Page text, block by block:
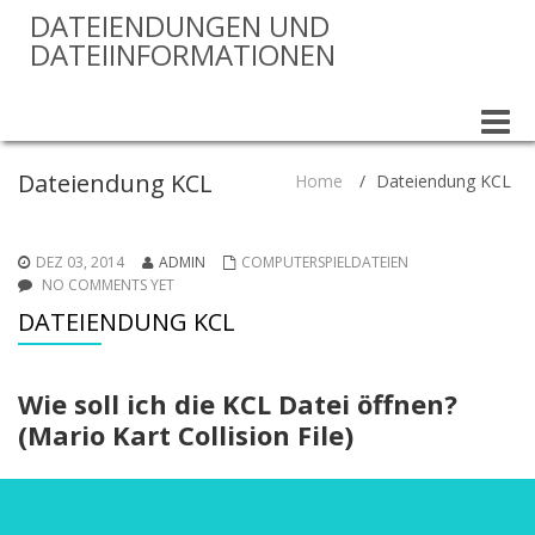
DATEIENDUNGEN UND
DATEIINFORMATIONEN
Toggle
Dateiendung KCL Home / Dateiendung KCL
DEZ 03, 2014 ADMIN
COMPUTERSPIELDATEIEN
NO COMMENTS YET
DATEIENDUNG KCL
Wie soll ich die KCL Datei öffnen?
(Mario Kart Collision File)